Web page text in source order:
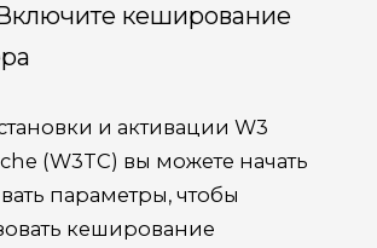
кеширование
и активации W3
(W3TC) вы можете начать
параметры, чтобы
кеширование